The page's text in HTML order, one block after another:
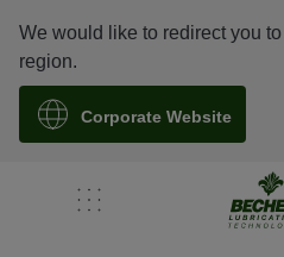
We would like to redirect you
region.
Corporate Website